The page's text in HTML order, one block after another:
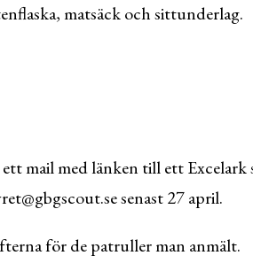
matsäck och sittunderlag.
mail med länken till ett Excelark
senast 27 april.
för de patruller man anmält.